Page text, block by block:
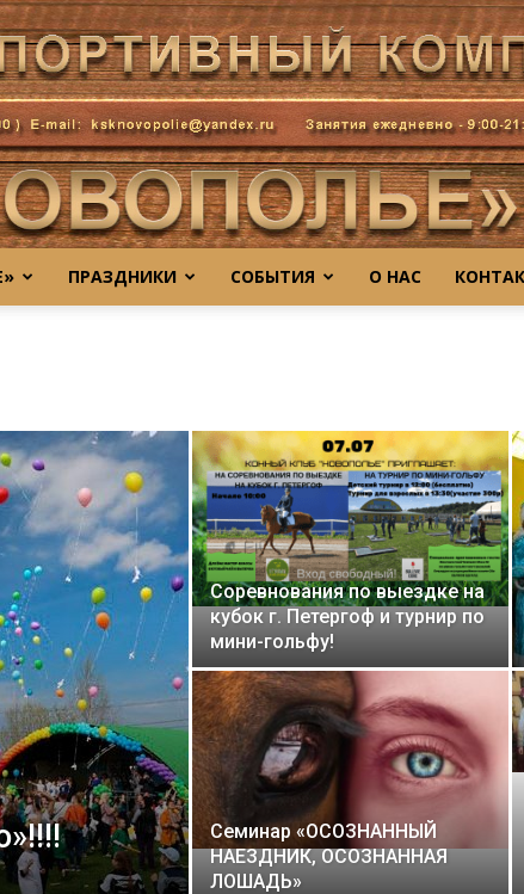
ПРАЗДНИКИ СОБЫТИЯ О НАС
Соревнования по выездке на
кубок г. Петергоф и турнир по
мини-гольфу!
Семинар «ОСОЗНАННЫЙ
НАЕЗДНИК, ОСОЗНАННАЯ
ЛОШАДЬ»